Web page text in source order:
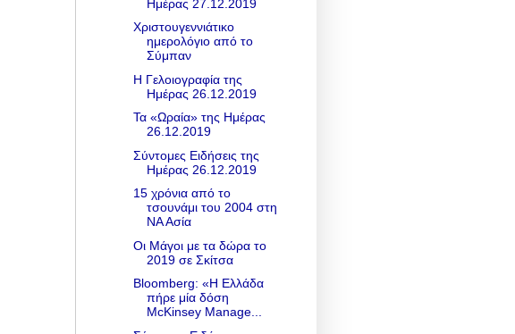
Ημέρας 27.12.2019
Χριστουγεννιάτικο
ημερολόγιο από το
Σύμπαν
Η Γελοιογραφία της
Ημέρας 26.12.2019
Τα «Ωραία» της Ημέρας
26.12.2019
Σύντομες Ειδήσεις της
Ημέρας 26.12.2019
15 χρόνια από το
τσουνάμι του 2004 στη
ΝΑ Ασία
Οι Μάγοι με τα δώρα το
2019 σε Σκίτσα
Βloomberg: «Η Ελλάδα
πήρε μία δόση
McKinsey Manage...